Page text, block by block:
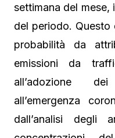
settimana del mese,
del periodo.
probabilità da
emissioni da
all’adozione
all’emergenza
dall’analisi degli